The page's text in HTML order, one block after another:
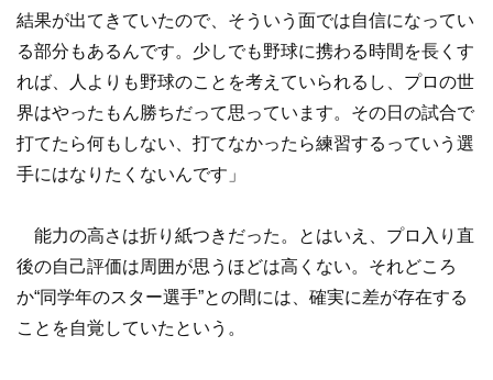
結果が出てきていたので、そういう面では自信になってい
る部分もあるんです。少しでも野球に携わる時間を長くす
れば、人よりも野球のことを考えていられるし、プロの世
界はやったもん勝ちだって思っています。その日の試合で
打てたら何もしない、打てなかったら練習するっていう選
手にはなりたくないんです」
能力の高さは折り紙つきだった。とはいえ、プロ入り直
後の自己評価は周囲が思うほどは高くない。それどころ
か“同学年のスター選手”との間には、確実に差が存在する
ことを自覚していたという。